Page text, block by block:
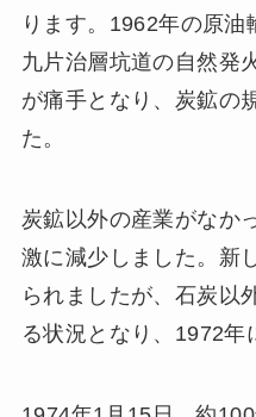
ります。1962年の原
九片治層坑道の自然発
が痛手となり、炭鉱の
た。
炭鉱以外の産業がなか
激に減少しました。新
られましたが、石炭以
る状況となり、1972年